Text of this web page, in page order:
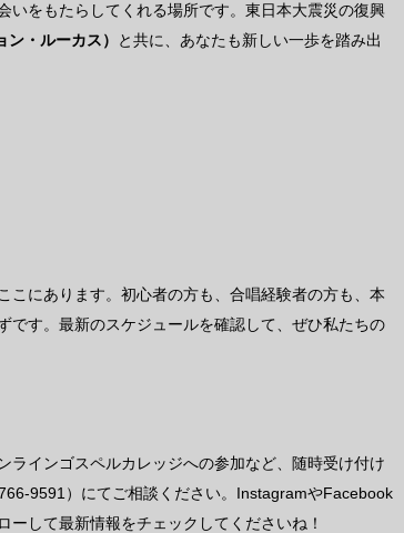
いをもたらしてくれる場所です。東日本大震災の復興
・ルーカス）
と共に、あなたも新しい一歩を踏み出
にあります。初心者の方も、合唱経験者の方も、本
です。最新のスケジュールを確認して、ぜひ私たちの
ラインゴスペルカレッジへの参加など、随時受け付け
9591）にてご相談ください。InstagramやFacebook
して最新情報をチェックしてくださいね！